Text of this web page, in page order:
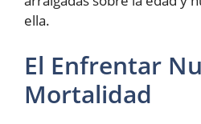
ella.
El Enfrentar
Mortalidad